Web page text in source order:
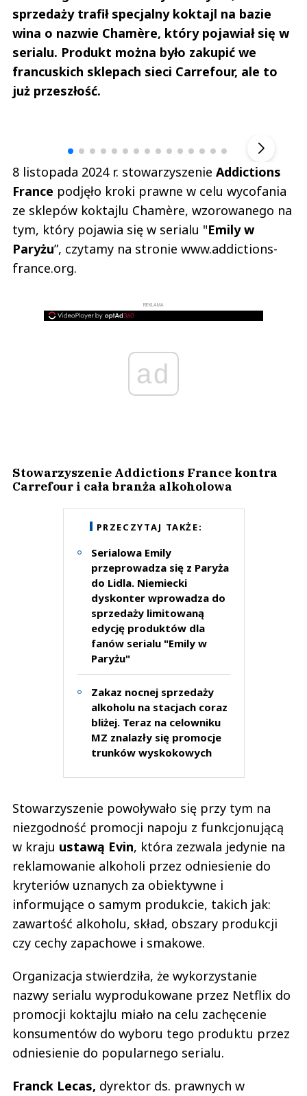
sprzedaży trafił specjalny koktajl na bazie
wina o nazwie Chamère, który pojawiał się w
serialu. Produkt można było zakupić we
francuskich sklepach sieci Carrefour, ale to
już przeszłość.
8 listopada 2024 r. stowarzyszenie Addictions
France podjęło kroki prawne w celu wycofania
ze sklepów koktajlu Chamère, wzorowanego na
tym, który pojawia się w serialu "Emily w
Paryżu”, czytamy na stronie www.addictions-
france.org.
REKLAMA
ad
Stowarzyszenie Addictions France kontra
Carrefour i cała branża alkoholowa
PRZECZYTAJ TAKŻE:
Serialowa Emily
przeprowadza się z Paryża
do Lidla. Niemiecki
dyskonter wprowadza do
sprzedaży limitowaną
edycję produktów dla
fanów serialu "Emily w
Paryżu"
Zakaz nocnej sprzedaży
alkoholu na stacjach coraz
bliżej. Teraz na celowniku
MZ znalazły się promocje
trunków wyskokowych
Stowarzyszenie powoływało się przy tym na
niezgodność promocji napoju z funkcjonującą
w kraju ustawą Evin, która zezwala jedynie na
reklamowanie alkoholi przez odniesienie do
kryteriów uznanych za obiektywne i
informujące o samym produkcie, takich jak:
zawartość alkoholu, skład, obszary produkcji
czy cechy zapachowe i smakowe.
Organizacja stwierdziła, że wykorzystanie
nazwy serialu wyprodukowane przez Netflix do
promocji koktajlu miało na celu zachęcenie
konsumentów do wyboru tego produktu przez
odniesienie do popularnego serialu.
Franck Lecas, dyrektor ds. prawnych w